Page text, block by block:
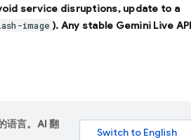
service disruptions, update to a
image ). Any stable Gemini Live API
语言。AI 翻